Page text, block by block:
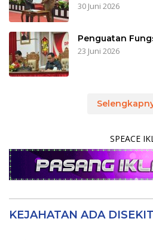
30 Juni 2026
Penguatan
23 Juni 2026
SPEACE IKLAN
KEJAHATAN ADA